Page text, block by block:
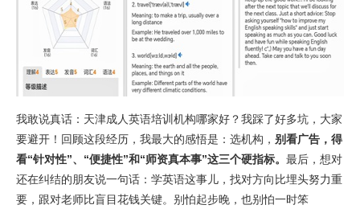
我敢说真话：天津成人英语培训机构哪家好？我踩了好多坑，大家
要避开！回顾这段经历，我最大的感悟是：选机构， 别看广告，得
看“针对性”、“便捷性”和“师资真本事”这三个硬指标。 最后，想对
还在纠结的朋友说一句话：学英语这事儿，找对方向比埋头努力重
要，跟对老师比盲目花钱关键。别怕起步晚，也别怕一时笨